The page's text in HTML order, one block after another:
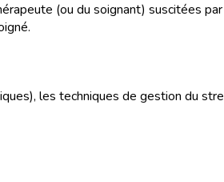
(ou du soignant) suscitées
les techniques de gestion du